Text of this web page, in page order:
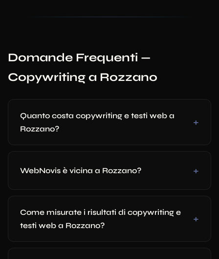
Domande Frequenti —
Copywriting a Rozzano
Quanto costa copywriting e testi web a
Rozzano?
WebNovis è vicina a Rozzano?
Come misurate i risultati di copywriting e
testi web a Rozzano?